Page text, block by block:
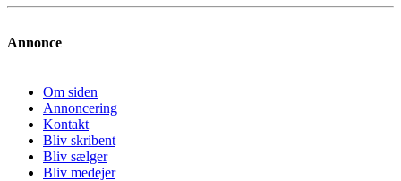
Annonce
Om siden
Annoncering
Kontakt
Bliv skribent
Bliv sælger
Bliv medejer